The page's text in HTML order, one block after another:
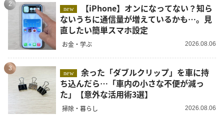
2
new
ないうちに通信量が増えているかも…。見
直したい簡単スマホ設定
お金・学ぶ 2026.08.06
3
new
余った「ダブルクリップ」を車に持
ち込んだら…「車内の小さな不便が減っ
た」【意外な活用術3選】
掃除・暮らし 2026.08.06